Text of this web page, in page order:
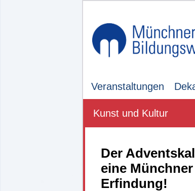
Veranstaltungen
Kunst und Kultur
Der
eine Münchner
Erfindung!